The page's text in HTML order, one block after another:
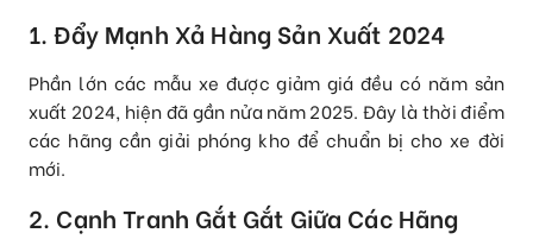
1. Đẩy Mạnh Xả Hàng Sản Xuất 2024
Phần lớn các mẫu xe được giảm giá đều có năm sản
xuất 2024, hiện đã gần nửa năm 2025. Đây là thời điểm
các hãng cần giải phóng kho để chuẩn bị cho xe đời
mới.
2. Cạnh Tranh Gắt Gắt Giữa Các Hãng